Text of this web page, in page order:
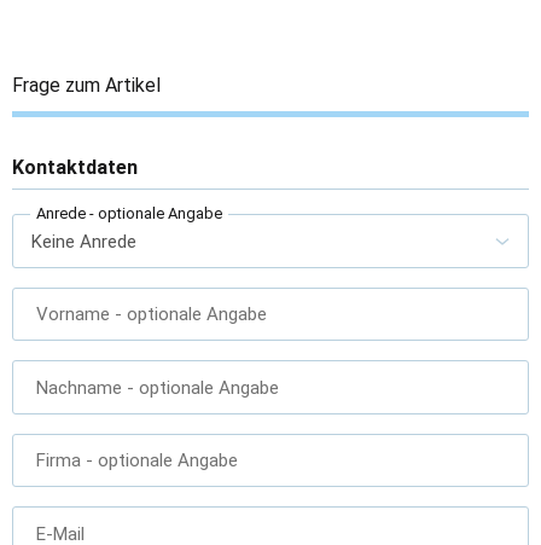
Frage zum Artikel
Kontaktdaten
Anrede - optionale Angabe
Vorname - optionale Angabe
Nachname - optionale Angabe
Firma - optionale Angabe
E-Mail